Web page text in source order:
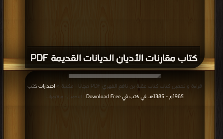
كتاب مقارنات الأديان الديانات القديمة PDF
قراءة و تحميل كتاب كتاب عقبة بن نافع الفهري PDF مجانا | مكتبة >
اصدارات كتب
1965م - 1385هـ في كتب في Download Free
| التحميل : مرة/مرات